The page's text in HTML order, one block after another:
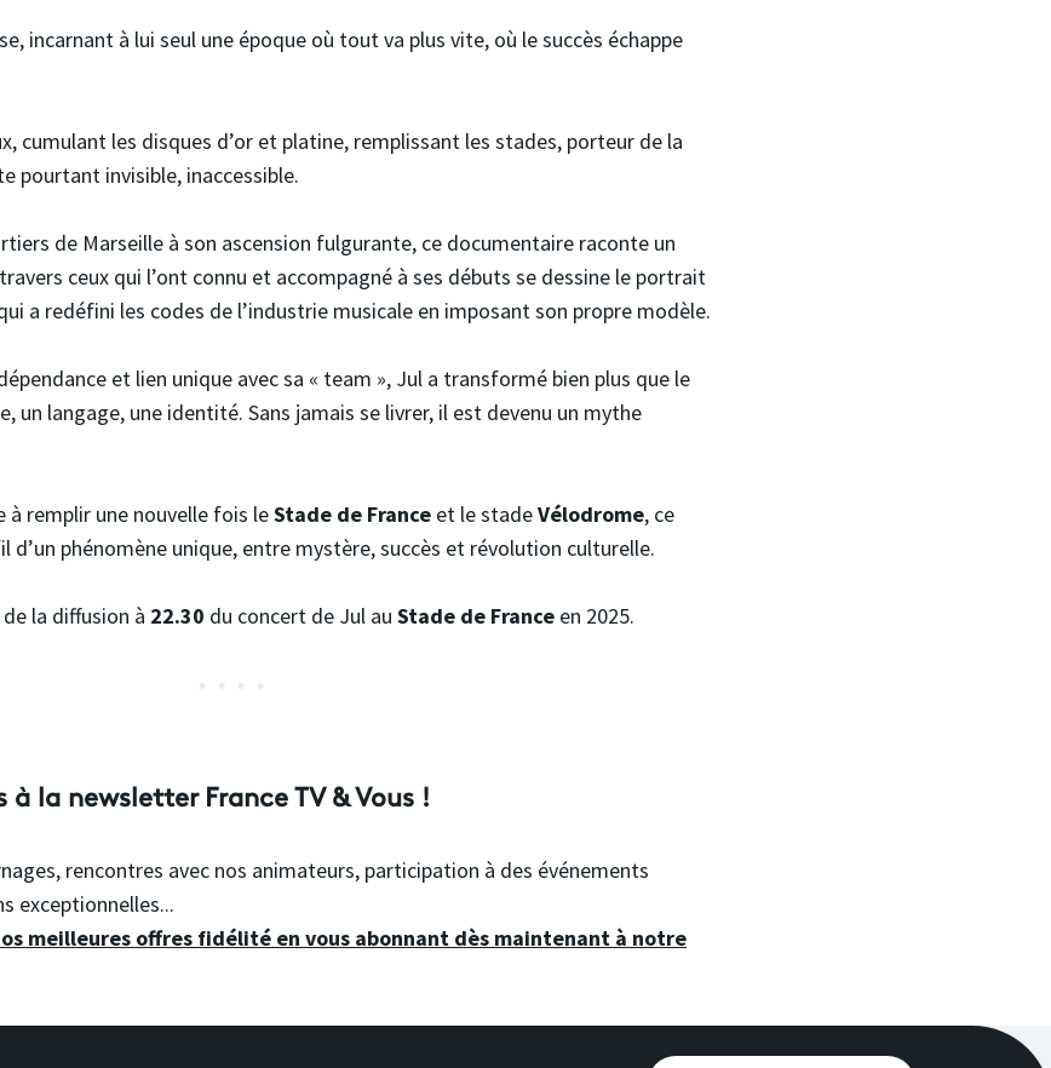
incarnant à lui seul une époque où tout va plus vite, où le succès échappe
cumulant les disques d’or et platine, remplissant les stades, porteur de la
pourtant invisible, inaccessible.
de Marseille à son ascension fulgurante, ce documentaire raconte un
ceux qui l’ont connu et accompagné à ses débuts se dessine le portrait
a redéfini les codes de l’industrie musicale en imposant son propre modèle.
et lien unique avec sa « team », Jul a transformé bien plus que le
un langage, une identité. Sans jamais se livrer, il est devenu un mythe
à remplir une nouvelle fois leStade de France et le stadeVélodrome, ce
phénomène unique, entre mystère, succès et révolution culturelle.
la diffusion à 22.30 du concert de Jul au Stade de France en 2025.
à la newsletter France TV & Vous !
rencontres avec nos animateurs, participation à des événements
exceptionnelles...
meilleures offres fidélité en vous abonnant dès maintenant à notre